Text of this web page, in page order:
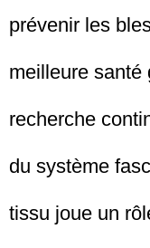
prévenir les
meilleure santé
recherche
du système
tissu joue un